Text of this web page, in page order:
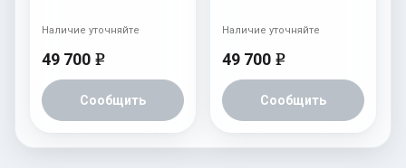
49 700 e
Сообщить
Наличие уточняйте
49 700 e
Сообщить
Наличие уточняйте